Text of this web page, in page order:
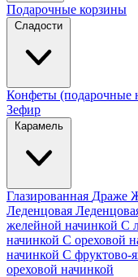
Подарочные корзины
Сладости
Конфеты (подарочные
Зефир
Карамель
Глазированная Драже
Леденцовая
желейной начинкой С
начинкой С ореховой
начинкой С фруктово-
ореховой начинкой